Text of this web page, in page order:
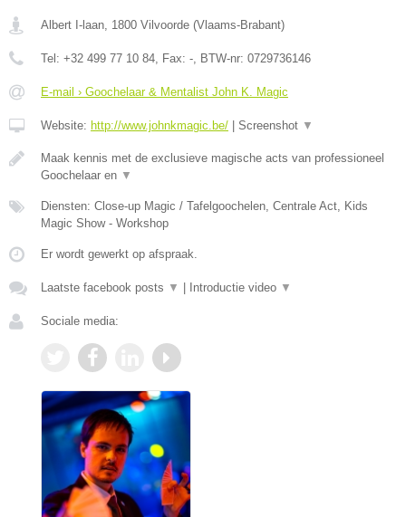
Albert I-laan, 1800 Vilvoorde (Vlaams-Brabant)
Tel: +32 499 77 10 84, Fax: -, BTW-nr: 0729736146
E-mail › Goochelaar & Mentalist John K. Magic
Website: http://www.johnkmagic.be/ Screenshot ▼
Maak kennis met de exclusieve magische acts van professioneel
Goochelaar en ▼
Diensten: Close-up Magic / Tafelgoochelen, Centrale Act, Kids
Magic Show - Workshop
Er wordt gewerkt op afspraak.
Laatste facebook posts ▼ Introductie video ▼
Sociale media: